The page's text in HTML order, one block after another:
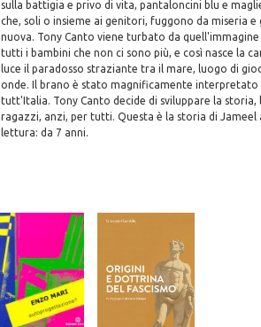
sulla battigia e privo di vita, pantaloncini blu e
che, soli o insieme ai genitori, fuggono da miseria
nuova. Tony Canto viene turbato da
tutti i bambini che non ci sono più, e così nasce la
luce il paradosso straziante tra il mare, luogo di
onde. Il brano è stato magnificamente interpretato
tutt'Italia. Tony Canto decide di sviluppare la
ragazzi, anzi, per tutti. Questa è la storia di Jameel
lettura: da 7 anni.